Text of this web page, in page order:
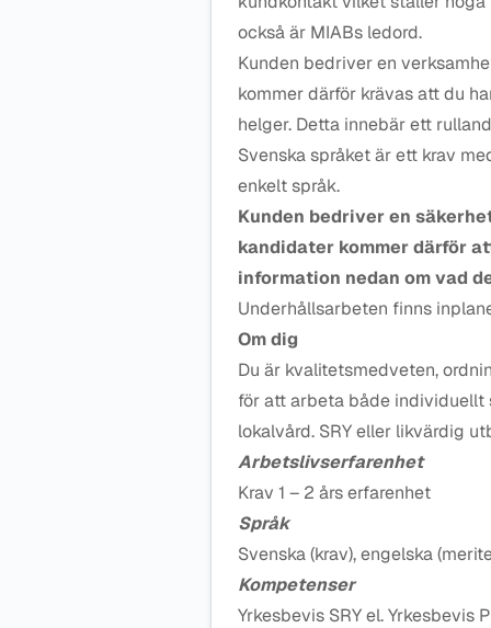
också är MIABs ledord.
Kunden bedriver en
kommer därför krävas att du
helger. Detta innebär ett
Svenska språket är ett krav
enkelt språk.
Kunden bedriver en
kandidater kommer därför
information nedan om vad
Underhållsarbeten finns
Om dig
Du är kvalitetsmedveten,
för att arbeta både individuellt
lokalvård. SRY eller likvärdig
Arbetslivserfarenhet
Krav 1 – 2 års erfarenhet
Språk
Svenska (krav), engelska
Kompetenser
Yrkesbevis SRY el. Yrkesbevis